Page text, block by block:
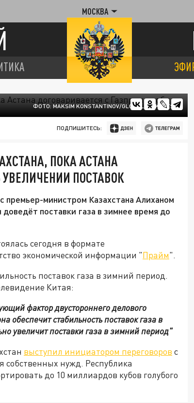
МОСКВА
ФОТО: MAKSIM KONSTANTINOV/GLOBALLOOKPRESS
ПОДПИШИТЕСЬ:
ПОКА АСТАНА
ПОСТАВОК
министром Казахстана Алиханом
поставки газа в зимнее время до
сегодня в формате
экономической информации "Прайм".
поставок газа в зимний период.
Китая:
фактор двустороннего делового
обеспечит стабильность поставок газа в
увеличит поставки газа в зимний период"
выступил инициатором переговоров с
собственных нужд. Республика
до 10 миллиардов кубов голубого